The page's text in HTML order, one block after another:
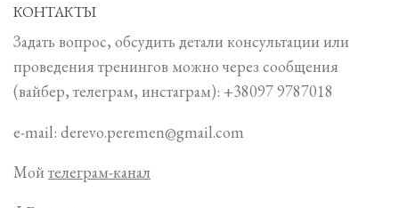
КОНТАКТЫ
Задать вопрос, обсудить детали консультации или
проведения тренингов можно через сообщения
(вайбер, телеграм, инстаграм): +38097 9787018
e-mail: derevo.peremen@gmail.com
Мой телеграм-канал